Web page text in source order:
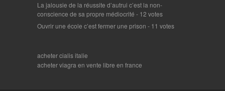
La jalousie de la réussite d’autrui c’est la non-
conscience de sa propre médiocrité - 12 votes
Ouvrir une école c’est fermer une prison - 11 votes
acheter cialis italie
acheter viagra en vente libre en france